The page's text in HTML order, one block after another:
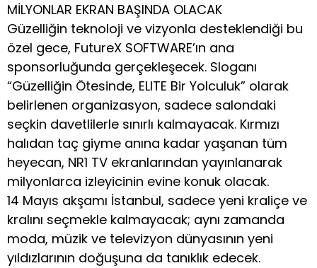
MİLYONLAR EKRAN BAŞINDA OLACAK
Güzelliğin teknoloji ve vizyonla desteklendiği bu
özel gece, FutureX SOFTWARE’ın ana
sponsorluğunda gerçekleşecek. Sloganı
“Güzelliğin Ötesinde, ELITE Bir Yolculuk” olarak
belirlenen organizasyon, sadece salondaki
seçkin davetlilerle sınırlı kalmayacak. Kırmızı
halıdan taç giyme anına kadar yaşanan tüm
heyecan, NR1 TV ekranlarından yayınlanarak
milyonlarca izleyicinin evine konuk olacak.
14 Mayıs akşamı İstanbul, sadece yeni kraliçe ve
kralını seçmekle kalmayacak; aynı zamanda
moda, müzik ve televizyon dünyasının yeni
yıldızlarının doğuşuna da tanıklık edecek.